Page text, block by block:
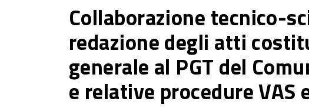
Collaborazione tecnico-
redazione degli atti
generale al PGT del
e relative procedure VAS